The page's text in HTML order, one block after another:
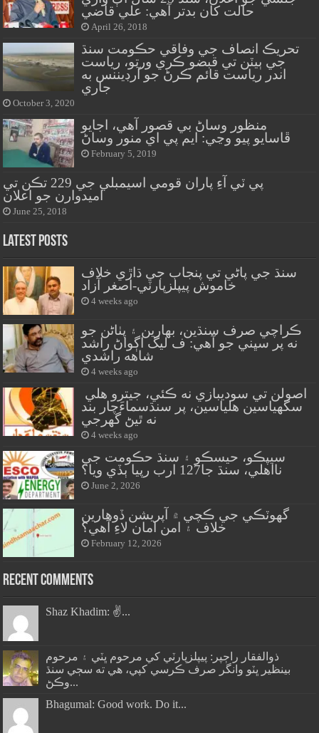
حالت کان بدتر آهي: علي قاضي
April 26, 2018
تحريڪ انصاف جي وفاقي حڪومت سنڌ
جي ٻيٽن تي قبضو ڪري ورتو، رياست
اندر رياست قائم ڪرڻ جو آرڊيننس به
جاري
October 3, 2020
منظور وساڻ بي قصور آهي، اجايو
ڦاسايو پيو وڃي: ايم پي اي منور وساڻ
February 5, 2019
پي ٽي آءِ پاران قومي اسيمبلي جي 229 تڪن تي
اميدوارن جو اعلان
June 25, 2018
Latest Posts
سنڌ جي پاڻي تي پنجاب جي ڌاڙي خلاف
خاموش پيپلزپارٽي-اصغر آزاد
4 weeks ago
ڪراچي صرف سنڌين، بهارين ۽ پٺاڻن جو
نه پر سڀني جو آهي: ف ليگ اڳواڻ راشد
شاهه راشدي
4 weeks ago
سگهياسين هلياسين، پر سنڌسماءَچار بند
نه ٿيڻ گهرجي
4 weeks ago
سيپڪو، حيسڪو ۽ سنڌ حڪومت جي
نااهلي، سنڌ جا127 ارب رپيا ٻڏي ويا؟
June 2, 2026
گهوٽڪي جي ڪچي ۾ آپريشن ڏوهارين
خلاف ۽ امن امان لاءِ آهي؟
February 12, 2026
Recent Comments
Shaz Khadim: ✌️...
ذوالفقار راڄپر: پيپلزپارٽي کي مرحوم ڀٽي ۽ مرحوم
بينظير ڀٽو وانگر صرف ڪرسي کپي، هي ته سڄي سنڌ
وڪڻ...
Bhagumal: Good work. Do it...